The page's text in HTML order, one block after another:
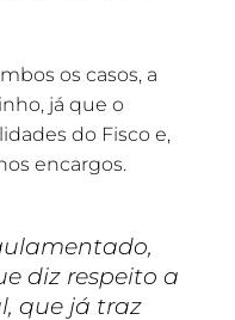
os casos, a
já que o
do Fisco e,
encargos.
diz respeito a
que já traz